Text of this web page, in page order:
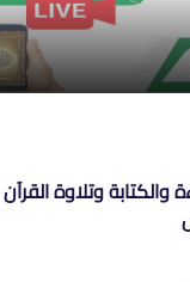
والكتابة وتلاوة القرآن